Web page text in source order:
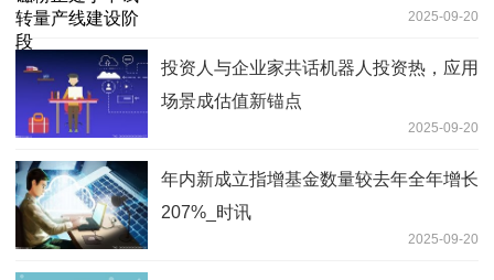
2025-09-20
投资人与企业家共话机器人投资热，应用
场景成估值新锚点
2025-09-20
年内新成立指增基金数量较去年全年增长
207%_时讯
2025-09-20